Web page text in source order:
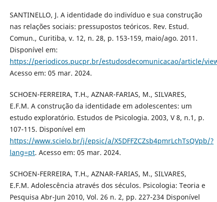
SANTINELLO, J. A identidade do indivíduo e sua construção
nas relações sociais: pressupostos teóricos. Rev. Estud.
Comun., Curitiba, v. 12, n. 28, p. 153-159, maio/ago. 2011.
Disponível em:
https://periodicos.pucpr.br/estudosdecomunicacao/article/
Acesso em: 05 mar. 2024.
SCHOEN-FERREIRA, T.H., AZNAR-FARIAS, M., SILVARES,
E.F.M. A construção da identidade em adolescentes: um
estudo exploratório. Estudos de Psicologia. 2003, V 8, n.1, p.
107-115. Disponível em
https://www.scielo.br/j/epsic/a/X5DFFZCZsb4pmrLchTsQVpb/?
lang=pt. Acesso em: 05 mar. 2024.
SCHOEN-FERREIRA, T.H., AZNAR-FARIAS, M., SILVARES,
E.F.M. Adolescência através dos séculos. Psicologia: Teoria e
Pesquisa Abr-Jun 2010, Vol. 26 n. 2, pp. 227-234 Disponível